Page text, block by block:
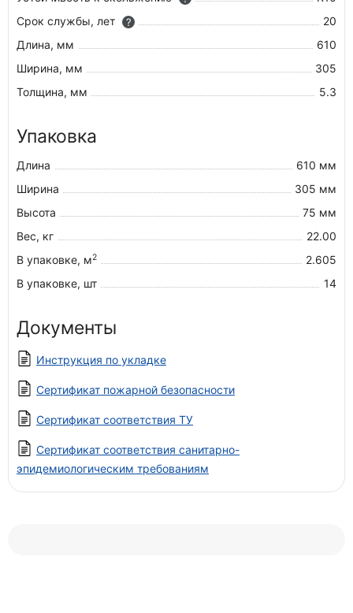
Срок службы, лет
?
20
Длина, мм
610
Ширина, мм
305
Толщина, мм
5.3
Упаковка
Длина
610 мм
Ширина
305 мм
Высота
75 мм
Вес, кг
22.00
В упаковке, м2
2.605
В упаковке, шт
14
Документы
Инструкция по укладке
Сертификат пожарной безопасности
Сертификат соответствия ТУ
Сертификат соответствия санитарно-
эпидемиологическим требованиям